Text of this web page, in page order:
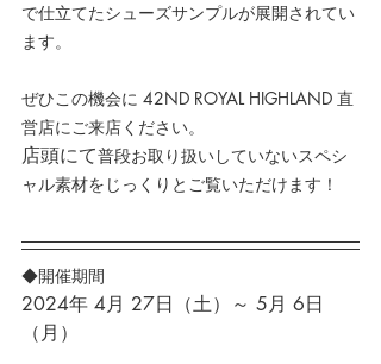
で仕立てたシューズサンプルが展開されてい
ます。
ぜひこの機会に 42ND ROYAL HIGHLAND 直
営店にご来店ください。
店頭にて普段お取り扱いしていないスペシ
ャル素材をじっくりとご覧いただけます！
◆開催期間
2024年 4月 27日（土）～ 5月 6日
（月）